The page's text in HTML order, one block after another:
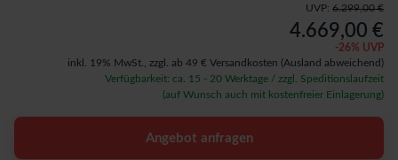
UVP: 6.299,00 €
4.669,00 €
-26% UVP
inkl. 19% MwSt., zzgl. ab 49 € Versandkosten (Ausland abweichend)
Verfügbarkeit: ca. 15 - 20 Werktage / zzgl. Speditionslaufzeit
(auf Wunsch auch mit kostenfreier Einlagerung)
Angebot anfragen